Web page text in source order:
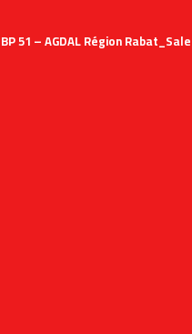
BP 51 – AGDAL Région